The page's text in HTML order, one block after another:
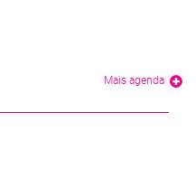
Mais agenda